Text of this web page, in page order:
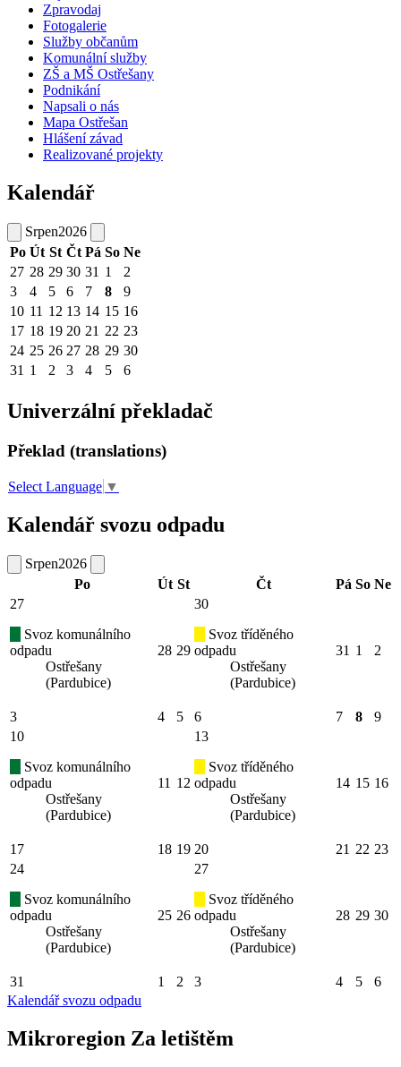
Zpravodaj
Fotogalerie
Služby občanům
Komunální služby
ZŠ a MŠ Ostřešany
Podnikání
Napsali o nás
Mapa Ostřešan
Hlášení závad
Realizované projekty
Kalendář
Srpen2026
Po Út St Čt Pá So Ne
27 28 29 30 31 1
2
3
4 5 6 7 8
9
10 11 12 13 14 15 16
17 18 19 20 21 22 23
24 25 26 27 28 29 30
31 1 2 3 4 5 6
Univerzální překladač
Překlad (translations)
Select Language ▼
Kalendář svozu odpadu
Srpen2026
Po
Út St Čt Pá So Ne
27
Svoz komunálního
odpadu
Ostřešany
(Pardubice)
28 29
30
Svoz tříděného
odpadu
Ostřešany
(Pardubice)
31 1 2
3 4 5 6 7 8
9
10
Svoz komunálního
odpadu
Ostřešany
(Pardubice)
11 12
13
Svoz tříděného
odpadu
Ostřešany
(Pardubice)
14 15 16
17 18 19 20 21 22 23
24
Svoz komunálního
odpadu
Ostřešany
(Pardubice)
25 26
27
Svoz tříděného
odpadu
Ostřešany
(Pardubice)
28 29 30
31 1 2 3 4 5
6
Kalendář svozu odpadu
Mikroregion Za letištěm